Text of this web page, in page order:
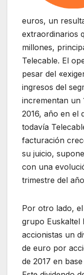
euros, un
extraordinarios
millones,
Telecable. El
pesar del
ingresos del
incrementan un
2016, año en el
todavía
facturación
su juicio,
con una
trimestre del
Por otro lado,
grupo Euskaltel
accionistas un
de euro por
de 2017 en